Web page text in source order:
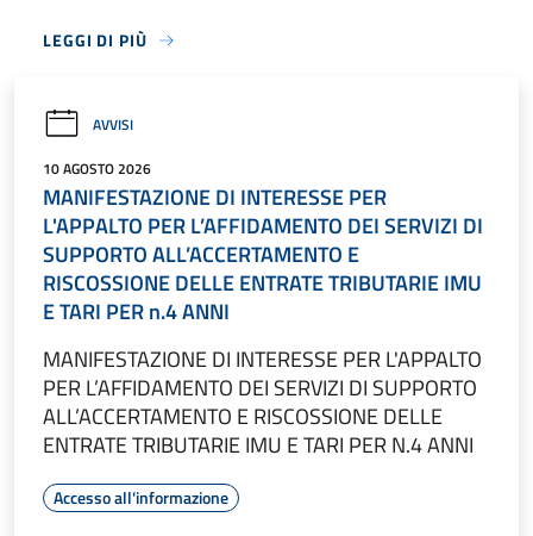
LEGGI DI PIÙ
AVVISI
10 AGOSTO 2026
MANIFESTAZIONE DI INTERESSE PER
L'APPALTO PER L’AFFIDAMENTO DEI SERVIZI DI
SUPPORTO ALL’ACCERTAMENTO E
RISCOSSIONE DELLE ENTRATE TRIBUTARIE IMU
E TARI PER n.4 ANNI
MANIFESTAZIONE DI INTERESSE PER L'APPALTO
PER L’AFFIDAMENTO DEI SERVIZI DI SUPPORTO
ALL’ACCERTAMENTO E RISCOSSIONE DELLE
ENTRATE TRIBUTARIE IMU E TARI PER N.4 ANNI
Accesso all'informazione